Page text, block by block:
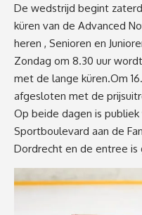
De wedstrijd begint
küren van de Advanced
heren , Senioren en
Zondag om 8.30 uur
met de lange küren.Om
afgesloten met de
Op beide dagen is
Sportboulevard aan de
Dordrecht en de entree is